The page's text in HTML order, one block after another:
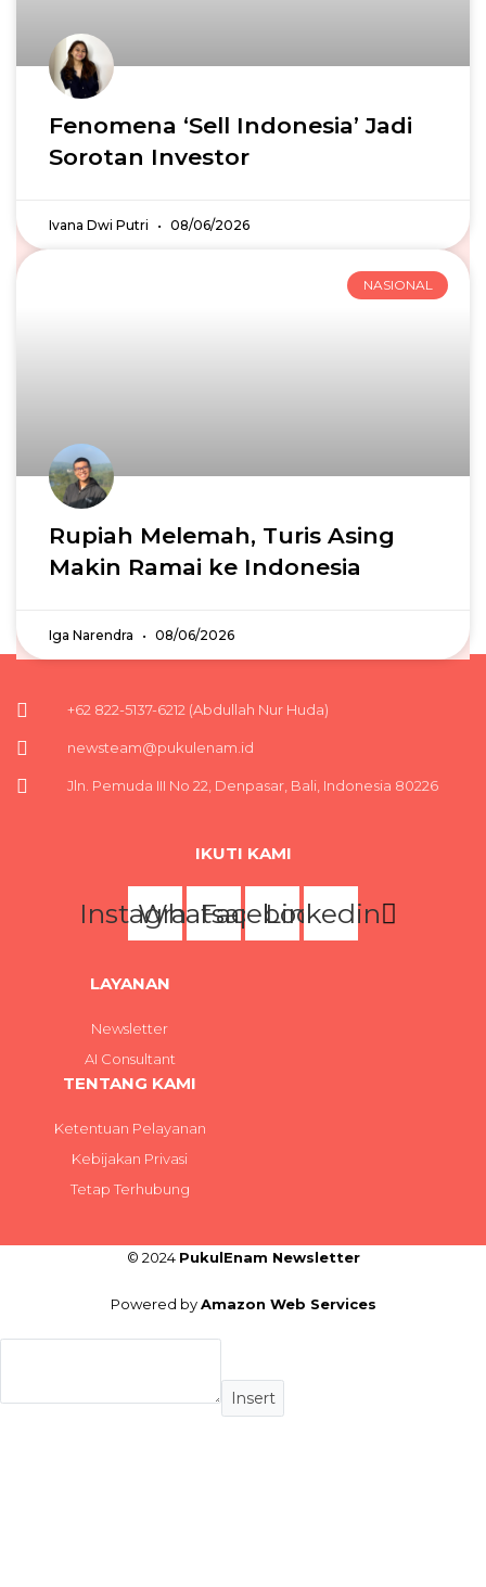
Fenomena ‘Sell Indonesia’ Jadi
Sorotan Investor
Ivana Dwi Putri 08/06/2026
NASIONAL
Rupiah Melemah, Turis Asing
Makin Ramai ke Indonesia
Iga Narendra 08/06/2026
+62 822-5137-6212 (Abdullah Nur Huda)
newsteam@pukulenam.id
Jln. Pemuda III No 22, Denpasar, Bali, Indonesia 80226
IKUTI KAMI
Instagram
Whatsapp
Facebook
Linkedin
LAYANAN
Newsletter
AI Consultant
TENTANG KAMI
Ketentuan Pelayanan
Kebijakan Privasi
Tetap Terhubung
© 2024 PukulEnam Newsletter
Powered byAmazon Web Services
Insert